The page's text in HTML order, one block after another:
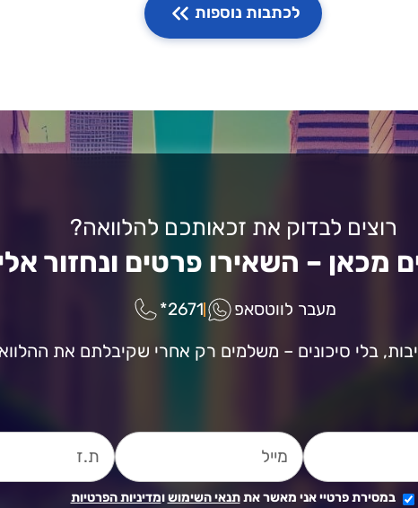
לכתבות נוספות
רוצים לבדוק את זכאותכם להלוואה?
מכאן – השאירו פרטים ונחזור
מעבר לווטסאפ 2671*
בלי סיכונים – משלמים רק אחרי שקיבלתם את
במסירת פרטיי אני מאשר אתתנאי השימושומדיניות הפרטיות